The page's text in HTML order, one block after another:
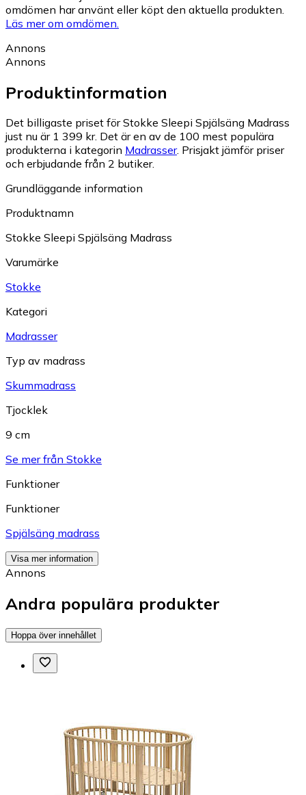
omdömen har använt eller köpt den aktuella produkten.
Läs mer om omdömen.
Annons
Annons
Produktinformation
Det billigaste priset för Stokke Sleepi Spjälsäng Madrass
just nu är 1 399 kr. Det är en av de 100 mest populära
produkterna i kategorin Madrasser. Prisjakt jämför priser
och erbjudande från 2 butiker.
Grundläggande information
Produktnamn
Stokke Sleepi Spjälsäng Madrass
Varumärke
Stokke
Kategori
Madrasser
Typ av madrass
Skummadrass
Tjocklek
9 cm
Se mer från Stokke
Funktioner
Funktioner
Spjälsäng madrass
Visa mer information
Annons
Andra populära produkter
Hoppa över innehållet